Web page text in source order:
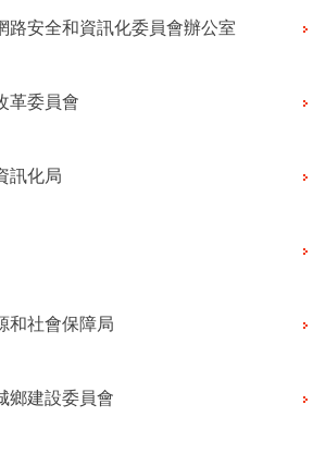
路安全和資訊化委員會辦公室
革委員會
訊化局
和社會保障局
鄉建設委員會